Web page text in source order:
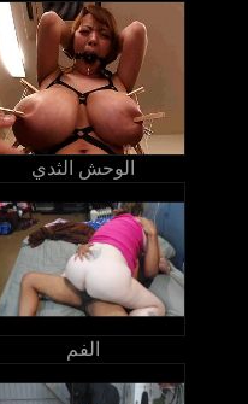
الوحش الثدي
الفم